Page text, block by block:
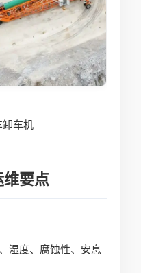
卸车机
要点
湿度、腐蚀性、安息